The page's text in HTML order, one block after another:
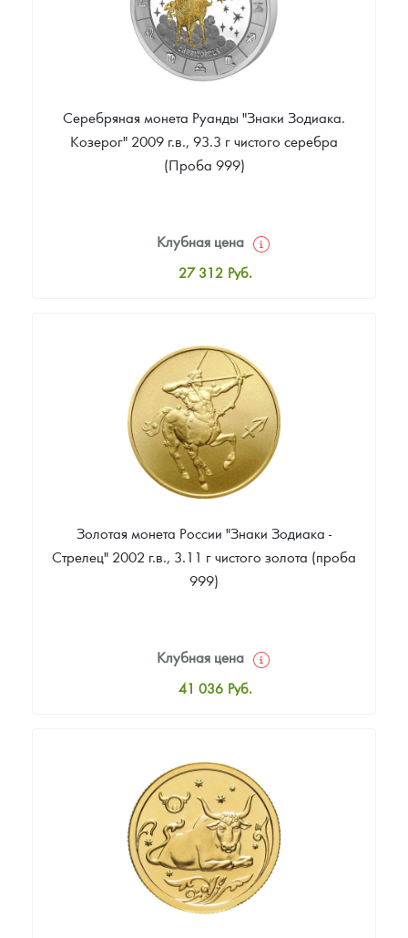
Серебряная монета Руанды "Знаки Зодиака.
Козерог" 2009 г.в., 93.3 г чистого серебра
(Проба 999)
Клубная цена
27 312 Руб.
Цена выкупа
Звоните
Золотая монета России "Знаки Зодиака -
Стрелец" 2002 г.в., 3.11 г чистого золота (проба
999)
Клубная цена
41 036 Руб.
Цена выкупа
35 540 Руб.